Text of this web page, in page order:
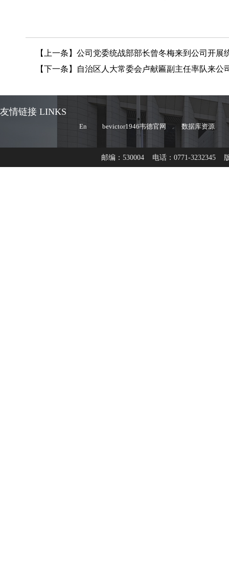
【上一条】 公司党委统战部部长曾冬梅来到公司开展
【下一条】
自治区人大常委会卢献匾副主任率队来公
友情链接 LINKS
En bevictor1946韦德官网 数据库资源
邮编：530004 电话：0771-3232345